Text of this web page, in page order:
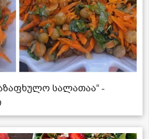
სალათაა“ -